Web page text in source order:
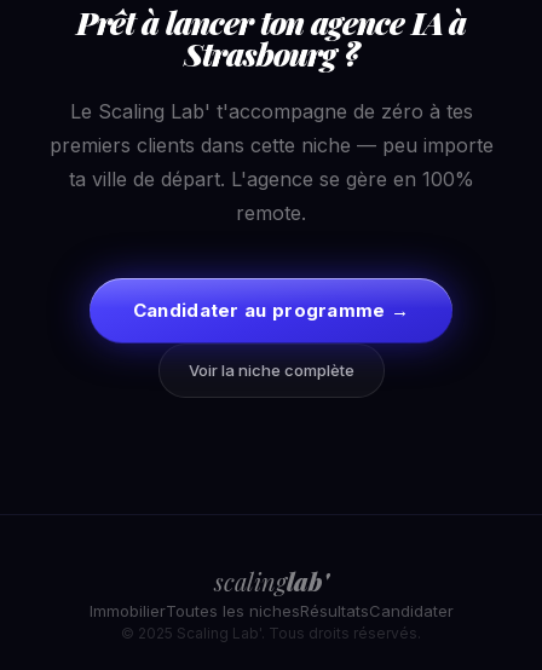
Prêt à lancer ton agence IA à
Strasbourg ?
Le Scaling Lab' t'accompagne de zéro à tes
premiers clients dans cette niche — peu importe
ta ville de départ. L'agence se gère en 100%
remote.
Candidater au programme →
Voir la niche complète
scalinglab'
ImmobilierToutes les nichesRésultatsCandidater
© 2025 Scaling Lab'. Tous droits réservés.